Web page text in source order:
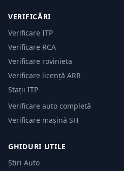
VERIFICĂRI
Verificare ITP
Verificare RCA
Verificare rovinieta
Verificare licență ARR
Stații ITP
Verificare auto completă
Verificare mașină SH
GHIDURI UTILE
Știri Auto